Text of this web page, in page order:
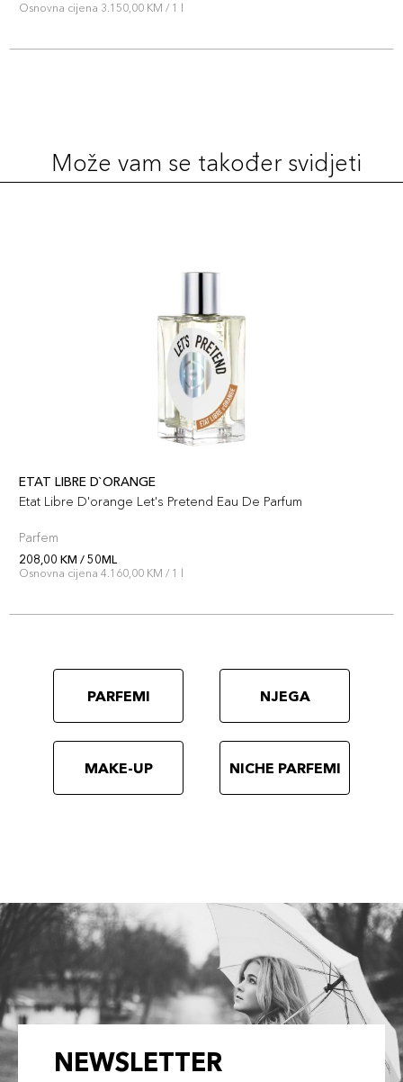
Osnovna cijena 3.150,00 KM / 1 l
Može vam se također svidjeti
ETAT LIBRE D`ORANGE
Etat Libre D'orange Let's Pretend Eau De Parfum
Parfem
208,00 KM / 50ML
Osnovna cijena 4.160,00 KM / 1 l
PARFEMI NJEGA
MAKE-UP NICHE PARFEMI
NEWSLETTER